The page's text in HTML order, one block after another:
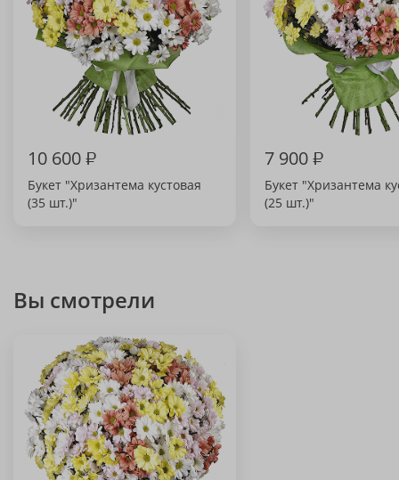
10 600₽
Букет "Хризантема кустовая
(35 шт.)"
7 900₽
Букет "Хризантема
(25 шт.)"
Вы смотрели